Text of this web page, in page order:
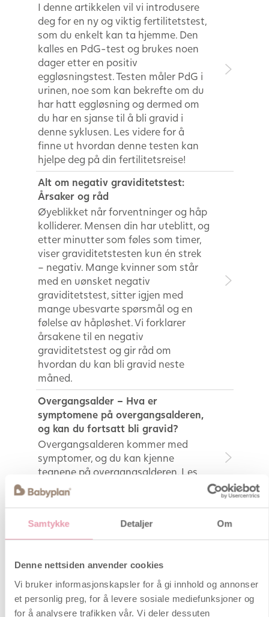
Samtykke Detaljer Om
Denne nettsiden anvender cookies
Vi bruker informasjonskapsler for å gi innhold og annonser
et personlig preg, for å levere sosiale mediefunksjoner og
for å analysere trafikken vår. Vi deler dessuten
I denne artikkelen vil vi introdusere
deg for en ny og viktig fertilitetstest,
som du enkelt kan ta hjemme. Den
kalles en PdG-test og brukes noen
dager etter en positiv
eggløsningstest. Testen måler PdG i
urinen, noe som kan bekrefte om du
har hatt eggløsning og dermed om
du har en sjanse til å bli gravid i
denne syklusen. Les videre for å
finne ut hvordan denne testen kan
hjelpe deg på din fertilitetsreise!
Alt om negativ graviditetstest:
Årsaker og råd
Øyeblikket når forventninger og håp
kolliderer. Mensen din har uteblitt, og
etter minutter som føles som timer,
viser graviditetstesten kun én strek
– negativ. Mange kvinner som står
med en uønsket negativ
graviditetstest, sitter igjen med
mange ubesvarte spørsmål og en
følelse av håpløshet. Vi forklarer
årsakene til en negativ
graviditetstest og gir råd om
hvordan du kan bli gravid neste
måned.
Overgangsalder – Hva er
symptomene på overgangsalderen,
og kan du fortsatt bli gravid?
Overgangsalderen kommer med
symptomer, og du kan kjenne
tegnene på overgangsalderen. Les
videre for å få tips om hvordan du
kan bli gravid nær
Fertilitetsbehandling – slik kommer
Vurderer du å sette i gang med
fertilitetsbehandling har du sikkert
mange spørsmål til både behandling
og pris. Få svar fra Katrine Haahr,